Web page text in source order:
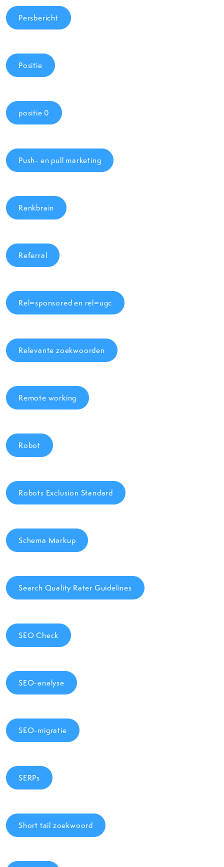
Persbericht
Positie
positie 0
Push- en pull marketing
Rankbrain
Referral
Rel=sponsored en rel=ugc
Relevante zoekwoorden
Remote working
Robot
Robots Exclusion Standard
Schema Markup
Search Quality Rater Guidelines
SEO Check
SEO-analyse
SEO-migratie
SERPs
Short tail zoekwoord